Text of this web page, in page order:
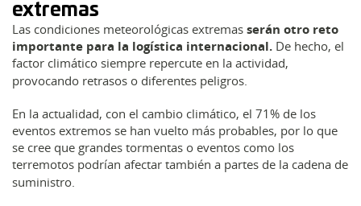
extremas
Las condiciones meteorológicas extremas serán otro reto
importante para la logística internacional. De hecho, el
factor climático siempre repercute en la actividad,
provocando retrasos o diferentes peligros.
En la actualidad, con el cambio climático, el 71% de los
eventos extremos se han vuelto más probables, por lo que
se cree que grandes tormentas o eventos como los
terremotos podrían afectar también a partes de la cadena de
suministro.